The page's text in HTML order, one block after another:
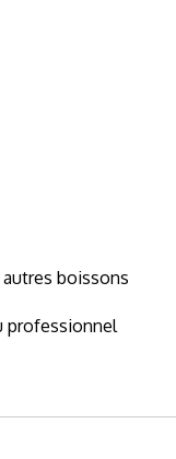
boissons
professionnel